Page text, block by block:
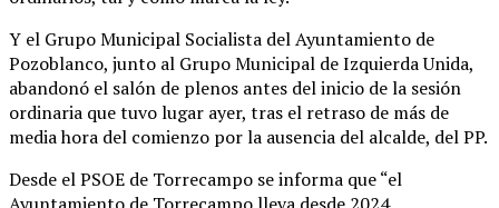
Y el Grupo Municipal Socialista del Ayuntamiento de
Pozoblanco, junto al Grupo Municipal de Izquierda Unida,
abandonó el salón de plenos antes del inicio de la sesión
ordinaria que tuvo lugar ayer, tras el retraso de más de
media hora del comienzo por la ausencia del alcalde, del PP.
Desde el PSOE de Torrecampo se informa que “el